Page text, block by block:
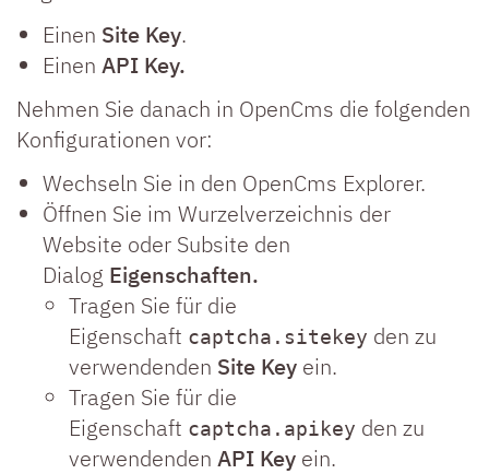
Einen Site Key.
Einen API Key.
Nehmen Sie danach in OpenCms die folgenden
Konfigurationen vor:
Wechseln Sie in den OpenCms Explorer.
Öffnen Sie im Wurzelverzeichnis der
Website oder Subsite den
Dialog Eigenschaften.
Tragen Sie für die
Eigenschaft captcha.sitekey den zu
verwendenden Site Key ein.
Tragen Sie für die
Eigenschaft captcha.apikey den zu
verwendenden API Key ein.